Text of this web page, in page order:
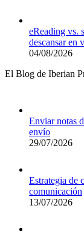
eReading vs.
descansar en
04/08/2026
El Blog de Iberian
Enviar notas
envío
29/07/2026
Estrategia de
comunicación
13/07/2026